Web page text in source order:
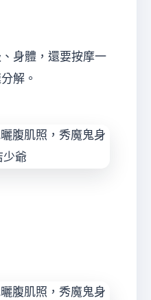
身體，還要按摩一
解。